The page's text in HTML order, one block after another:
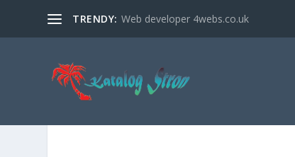
TRENDY: Web developer 4webs.co.uk